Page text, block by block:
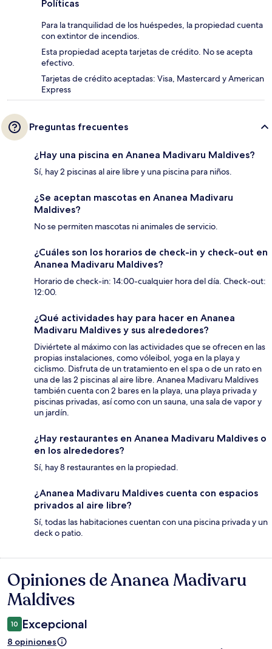
Políticas
Para la tranquilidad de los huéspedes, la propiedad cuenta
con extintor de incendios.
Esta propiedad acepta tarjetas de crédito. No se acepta
efectivo.
Tarjetas de crédito aceptadas: Visa, Mastercard y American
Express
Preguntas frecuentes
¿Hay una piscina en Ananea Madivaru Maldives?
Sí, hay 2 piscinas al aire libre y una piscina para niños.
¿Se aceptan mascotas en Ananea Madivaru
Maldives?
No se permiten mascotas ni animales de servicio.
¿Cuáles son los horarios de check-in y check-out en
Ananea Madivaru Maldives?
Horario de check-in: 14:00-cualquier hora del día. Check-out:
12:00.
¿Qué actividades hay para hacer en Ananea
Madivaru Maldives y sus alrededores?
Diviértete al máximo con las actividades que se ofrecen en las
propias instalaciones, como vóleibol, yoga en la playa y
ciclismo. Disfruta de un tratamiento en el spa o de un rato en
una de las 2 piscinas al aire libre. Ananea Madivaru Maldives
también cuenta con 2 bares en la playa, una playa privada y
piscinas privadas, así como con un sauna, una sala de vapor y
un jardín.
¿Hay restaurantes en Ananea Madivaru Maldives o
en los alrededores?
Sí, hay 8 restaurantes en la propiedad.
¿Ananea Madivaru Maldives cuenta con espacios
privados al aire libre?
Sí, todas las habitaciones cuentan con una piscina privada y un
deck o patio.
Opiniones
Opiniones de Ananea Madivaru
Maldives
10 Excepcional
8 opiniones